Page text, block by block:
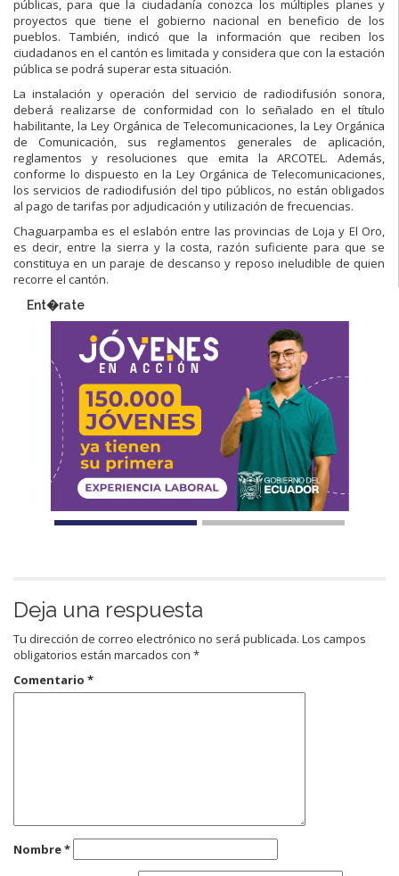
públicas, para que la ciudadanía conozca los múltiples planes y
proyectos que tiene el gobierno nacional en beneficio de los
pueblos. También, indicó que la información que reciben los
ciudadanos en el cantón es limitada y considera que con la estación
pública se podrá superar esta situación.
La instalación y operación del servicio de radiodifusión sonora,
deberá realizarse de conformidad con lo señalado en el título
habilitante, la Ley Orgánica de Telecomunicaciones, la Ley Orgánica
de Comunicación, sus reglamentos generales de aplicación,
reglamentos y resoluciones que emita la ARCOTEL. Además,
conforme lo dispuesto en la Ley Orgánica de Telecomunicaciones,
los servicios de radiodifusión del tipo públicos, no están obligados
al pago de tarifas por adjudicación y utilización de frecuencias.
Chaguarpamba es el eslabón entre las provincias de Loja y El Oro,
es decir, entre la sierra y la costa, razón suficiente para que se
constituya en un paraje de descanso y reposo ineludible de quien
recorre el cantón.
Ent�rate
Deja una respuesta
Tu dirección de correo electrónico no será publicada. Los campos
obligatorios están marcados con *
Comentario *
Nombre*